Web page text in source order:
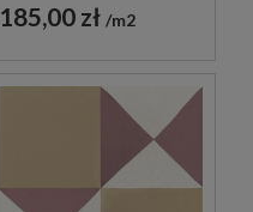
185,00 zł m2